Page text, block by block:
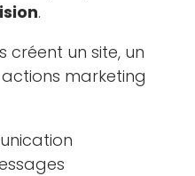
.
créent un site, un
marketing